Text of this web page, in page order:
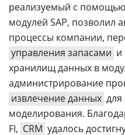
реализуемый с
модулей SAP, позволил
процессы компании,
управления запасами и
хранилищ данных в
администрирование
извлечение данных для
моделирования.
FI, CRM удалось